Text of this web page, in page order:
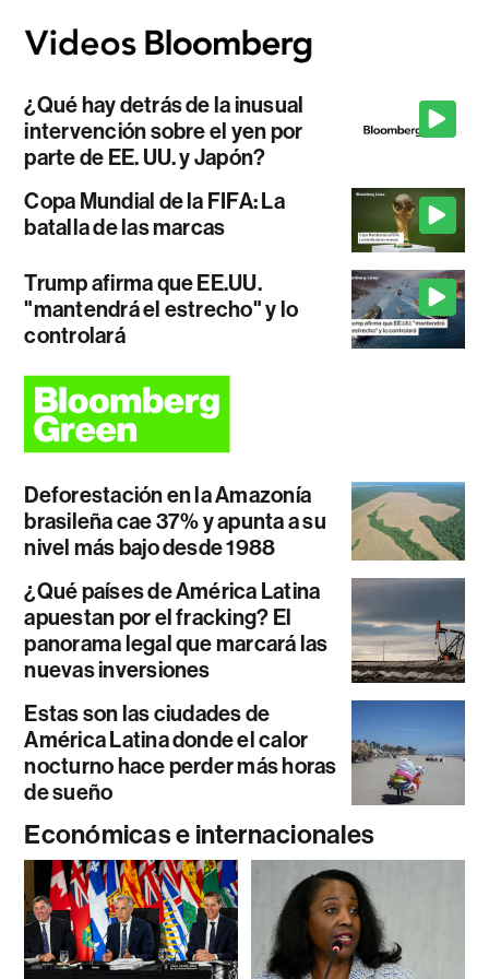
¿Qué hay detrás de la inusual
intervención sobre el yen por
parte de EE. UU. y Japón?
Copa Mundial de la FIFA: La
batalla de las marcas
Trump afirma que EE.UU.
"mantendrá el estrecho" y lo
controlará
Deforestación en la Amazonía
brasileña cae 37% y apunta a su
nivel más bajo desde 1988
¿Qué países de América Latina
apuestan por el fracking? El
panorama legal que marcará las
nuevas inversiones
Estas son las ciudades de
América Latina donde el calor
nocturno hace perder más horas
de sueño
Económicas e internacionales